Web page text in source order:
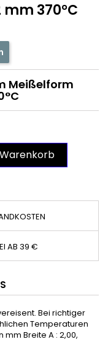
370°C
Meißelform
AB 39 €
Bei richtiger
Temperaturen
Breite A : 2,00,